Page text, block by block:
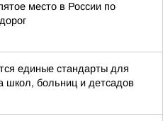
место в России по
единые стандарты для
школ, больниц и детсадов